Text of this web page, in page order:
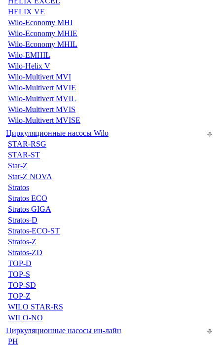
HELIX VE
Wilo-Economy MHI
Wilo-Economy MHIE
Wilo-Economy MHIL
Wilo-EMHIL
Wilo-Helix V
Wilo-Multivert MVI
Wilo-Multivert MVIE
Wilo-Multivert MVIL
Wilo-Multivert MVIS
Wilo-Multivert MVISE
Циркуляционные насосы Wilo
STAR-RSG
STAR-ST
Star-Z
Star-Z NOVA
Stratos
Stratos ECO
Stratos GIGA
Stratos-D
Stratos-ECO-ST
Stratos-Z
Stratos-ZD
TOP-D
TOP-S
TOP-SD
TOP-Z
WILO STAR-RS
WILO-NO
Циркуляционные насосы ин-лайн
PH